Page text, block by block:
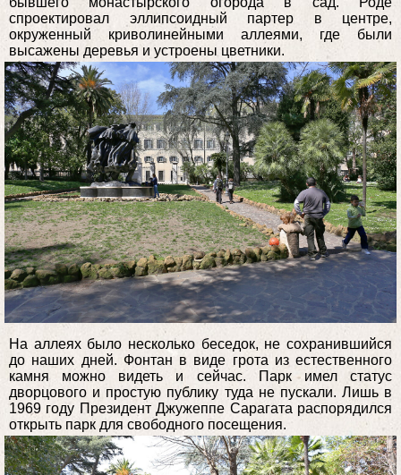
спроектировал эллипсоидный партер в центре,
окруженный криволинейными аллеями, где были
высажены деревья и устроены цветники.
На аллеях было несколько беседок, не сохранившийся
до наших дней. Фонтан в виде грота из естественного
камня можно видеть и сейчас. Парк имел статус
дворцового и простую публику туда не пускали. Лишь в
1969 году Президент Джужеппе Сарагата распорядился
открыть парк для свободного посещения.